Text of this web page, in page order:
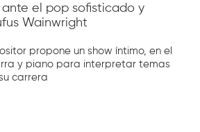
ante el pop sofisticado y
Wainwright
propone un show íntimo, en el
y piano para interpretar temas
carrera